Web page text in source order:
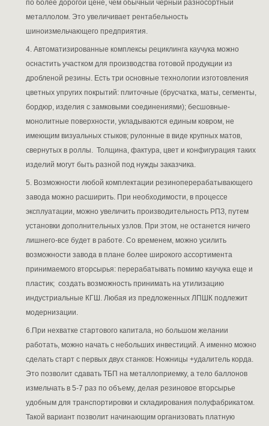
по более дорогой цене, чем обычный черный разносортный
металлолом. Это увеличивает рентабельность
шиноизмельчающего предприятия.
4. Автоматизированные комплексы рециклинга каучука можно
оснастить участком для производства готовой продукции из
дробленой резины. Есть три основные технологии изготовления
цветных упругих покрытий: плиточные (брусчатка, маты, сегменты,
бордюр, изделия с замковыми соединениями); бесшовные-
монолитные поверхности, укладываются единым ковром, не
имеющим визуальных стыков; рулонные в виде крупных матов,
свернутых в роллы. Толщина, фактура, цвет и конфигурация таких
изделий могут быть разной под нужды заказчика.
5. Возможности любой комплектации резиноперерабатывающего
завода можно расширить. При необходимости, в процессе
эксплуатации, можно увеличить производительность РПЗ, путем
установки дополнительных узлов. При этом, не останется ничего
лишнего-все будет в работе. Со временем, можно усилить
возможности завода в плане более широкого ассортимента
принимаемого вторсырья: перерабатывать помимо каучука еще и
пластик; создать возможность принимать на утилизацию
индустриальные КГШ. Любая из предложенных ЛПШК подлежит
модернизации.
6.При нехватке стартового капитала, но большом желании
работать, можно начать с небольших инвестиций. А именно можно
сделать старт с первых двух станков: Ножницы +удалитель корда.
Это позволит сдавать ТБП на металлоприемку, а тело баллонов
измельчать в 5-7 раз по объему, делая резиновое вторсырье
удобным для транспортировки и складирования полуфабрикатом.
Такой вариант позволит начинающим организовать платную